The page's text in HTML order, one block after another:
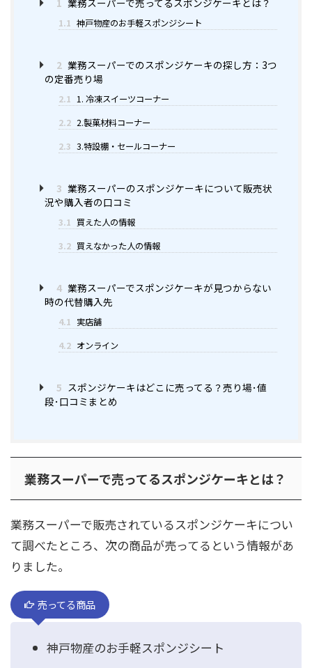
1.1 神戸物産のお手軽スポンジシート
2 業務スーパーでのスポンジケーキの探し方：3つ
の定番売り場
2.1 1. 冷凍スイーツコーナー
2.2 2.製菓材料コーナー
2.3 3.特設棚・セールコーナー
3 業務スーパーのスポンジケーキについて販売状
況や購入者の口コミ
3.1 買えた人の情報
3.2 買えなかった人の情報
4 業務スーパーでスポンジケーキが見つからない
時の代替購入先
4.1 実店舗
4.2 オンライン
5 スポンジケーキはどこに売ってる？売り場･値
段･口コミまとめ
業務スーパーで売ってるスポンジケーキとは？
業務スーパーで販売されているスポンジケーキについ
て調べたところ、次の商品が売ってるという情報があ
りました。
売ってる商品
神戸物産のお手軽スポンジシート